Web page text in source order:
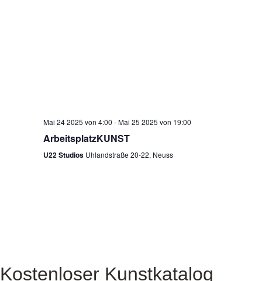
Mai 24 2025 von 4:00 -Mai 25 2025 von 19:00
ArbeitsplatzKUNST
U22 Studios Uhlandstraße 20-22, Neuss
Kostenloser Kunstkatalog